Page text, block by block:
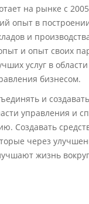
на рынке с
опыт в
и
и опыт своих
услуг в области
бизнесом.
и
управления и
Создавать
через
жизнь